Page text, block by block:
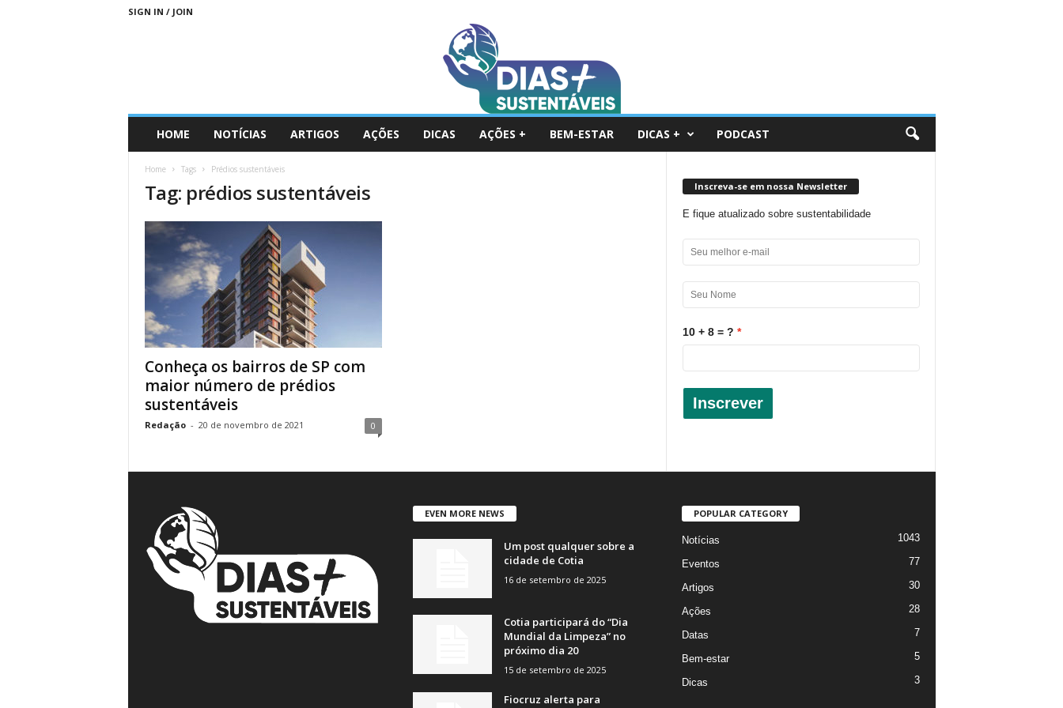
SIGN IN / JOIN
a
HOME NOTÍCIAS ARTIGOS AÇÕES DICAS AÇÕES + BEM-ESTAR DICAS + PODCAST
Home Tags Prédios sustentáveis
Tag: prédios sustentáveis
Conheça os bairros de SP com
maior número de prédios
sustentáveis
Redação - 20 de novembro de 2021 0
Inscreva-se em nossa Newsletter
E fique atualizado sobre sustentabilidade
10 + 8 = ?
Inscrever
EVEN MORE NEWS
Um post qualquer sobre a
cidade de Cotia
16 de setembro de 2025
Cotia participará do “Dia
Mundial da Limpeza” no
próximo dia 20
15 de setembro de 2025
Fiocruz alerta para
POPULAR CATEGORY
Notícias 1043
Eventos 77
Artigos 30
Ações 28
Datas 7
Bem-estar 5
Dicas 3